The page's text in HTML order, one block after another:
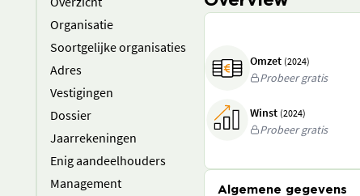
Organisatie
Soortgelijke organisaties
Adres
Vestigingen
Dossier
Jaarrekeningen
Enig aandeelhouders
Management
Omzet (2024)
Probeer gratis
Winst (2024)
Probeer gratis
Algemene gegevens